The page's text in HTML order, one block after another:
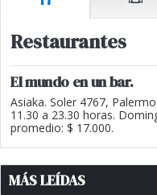
Restaurantes
El mundo en un bar.
Asiaka. Soler 4767,
11.30 a 23.30 horas.
promedio: $ 17.000.
MÁS LEÍDAS